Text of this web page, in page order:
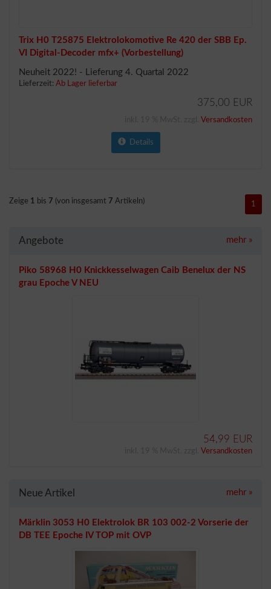
Trix H0 T25875 Elektrolokomotive Re 420 der SBB Ep.
VI Digital-Decoder mfx+ (Vorbestellung)
Neuheit 2022! - Lieferung 4. Quartal 2022
Lieferzeit: Ab Lager lieferbar
375,00 EUR
Versandkosten
Details
Zeige 1 bis 7 (von insgesamt 7 Artikeln) 1
Angebote mehr »
Piko 58968 H0 Knickkesselwagen Caib Benelux der NS
grau Epoche V NEU
54,99 EUR
Versandkosten
Neue Artikel mehr »
Märklin 3053 H0 Elektrolok BR 103 002-2 Vorserie der
DB TEE Epoche IV TOP mit OVP